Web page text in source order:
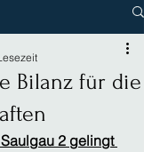
Bilanz für die
2 gelingt